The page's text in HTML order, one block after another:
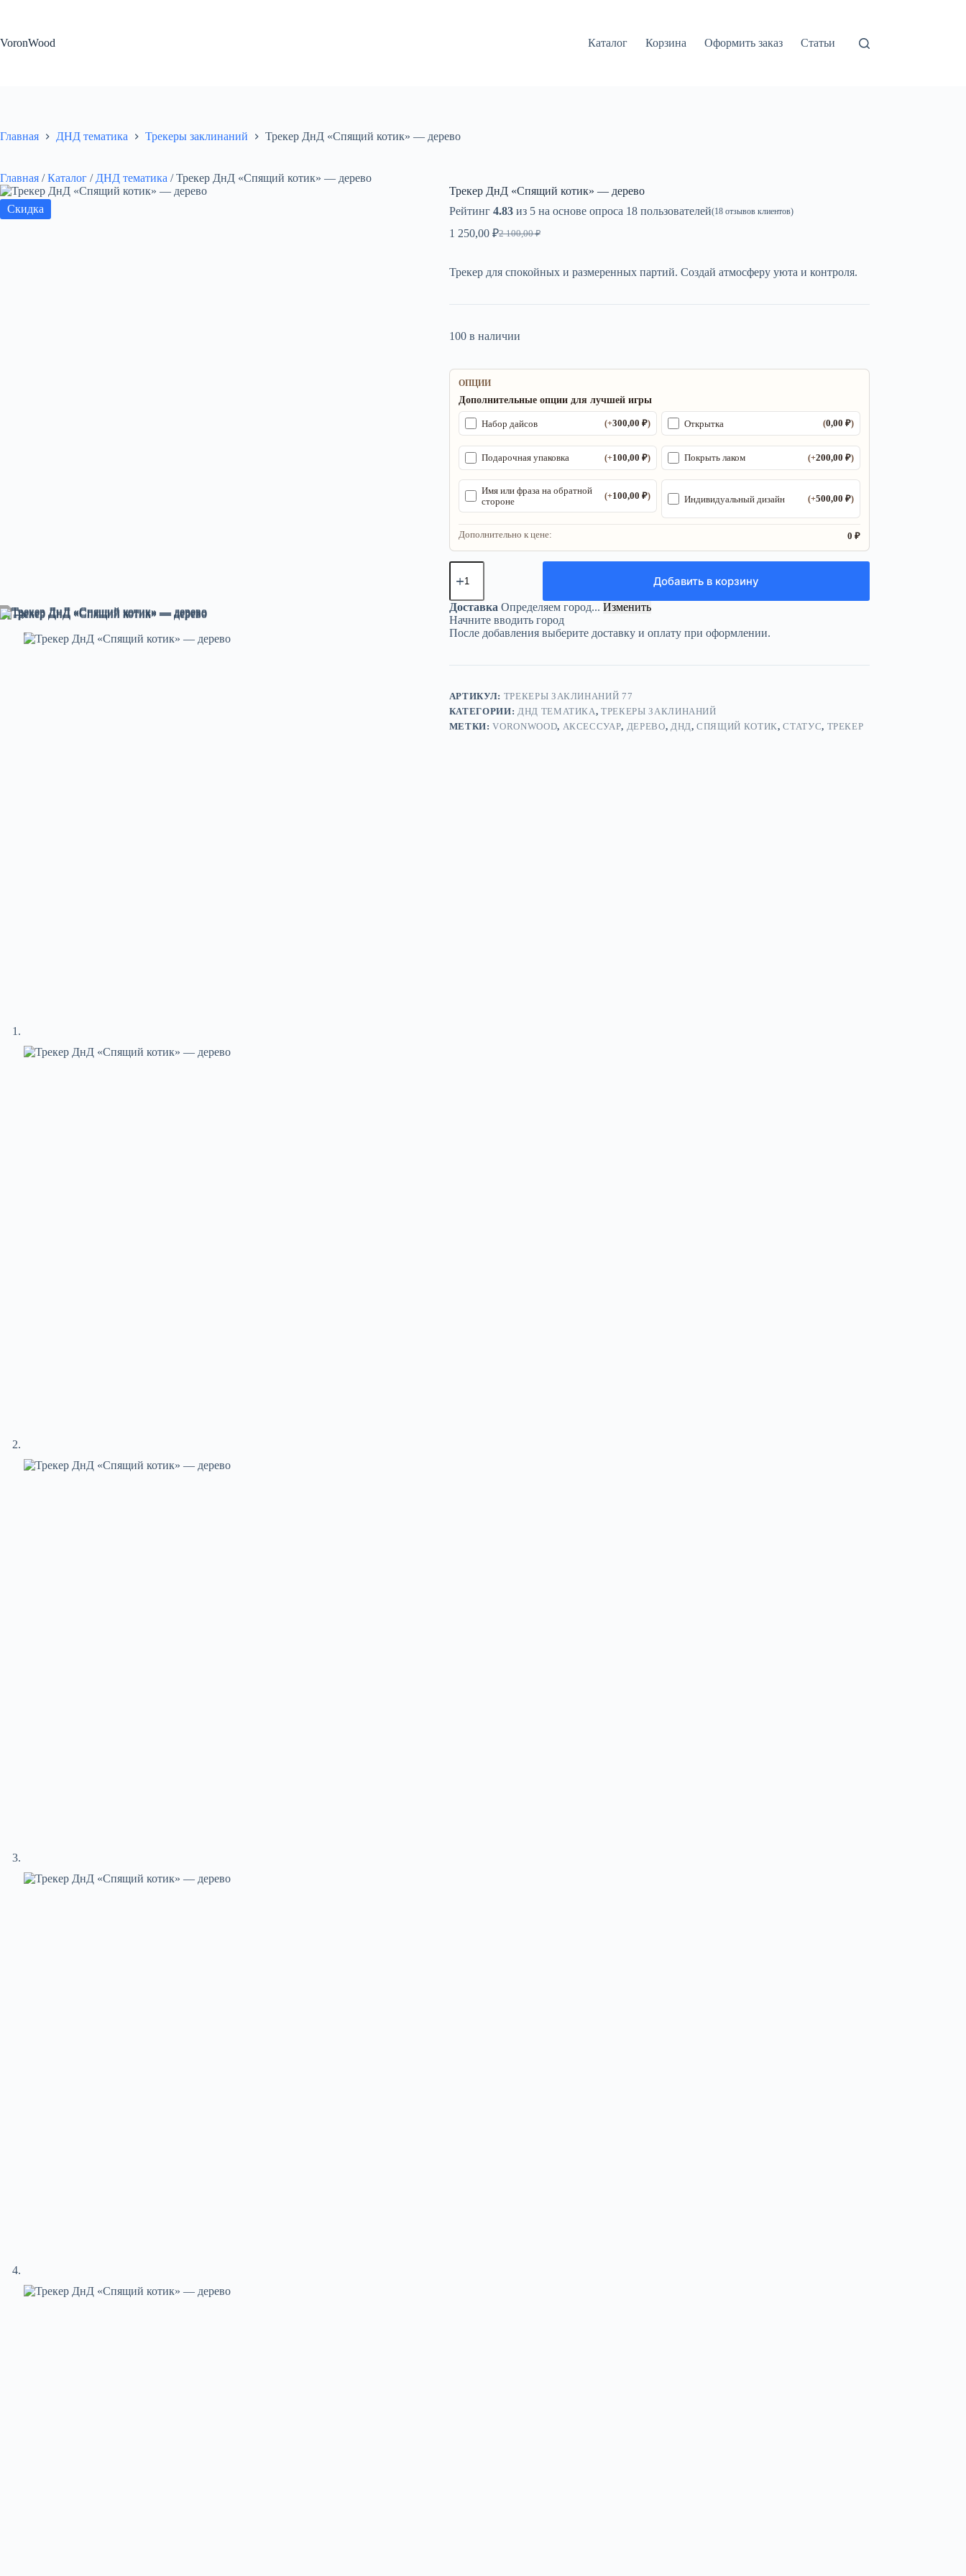
VoronWood
Каталог Корзина Оформить заказ Статьи
Главная ДНД тематика Трекеры заклинаний Трекер ДнД «Спящий котик» — дерево
Главная / Каталог / ДНД тематика / Трекер ДнД «Спящий котик» — дерево
Скидка
Трекер ДнД «Спящий котик» — дерево
Рейтинг 4.83из 5 на основе опроса 18пользователей(18отзывов клиентов)
2 100,00₽
Первоначальная
2
1 250,00 ₽
Текущая
250,00 ₽.
Трекер для спокойных и размеренных партий. Создай атмосферу уюта и контроля.
100 в наличии
ОПЦИИ
Дополнительные опции для лучшей игры
Набор дайсов (+300,00₽) Открытка (0,00 ₽)
Подарочная упаковка (+100,00₽) Покрыть лаком (+200,00 ₽)
Имя или фраза на обратной
стороне
(+100,00₽) Индивидуальный дизайн (+500,00 ₽)
Дополнительно к цене: 0 ₽
Количество
товара
ДнД
«Спящий
котик»
—
Добавить в корзину
Доставка Определяем город... Изменить
Начните вводить город
После добавления выберите доставку и оплату при оформлении.
АРТИКУЛ: ТРЕКЕРЫ ЗАКЛИНАНИЙ 77
КАТЕГОРИИ: ДНД ТЕМАТИКА,ТРЕКЕРЫ ЗАКЛИНАНИЙ
МЕТКИ:VORONWOOD, АКСЕССУАР, ДЕРЕВО, ДНД,СПЯЩИЙ КОТИК,СТАТУС, ТРЕКЕР